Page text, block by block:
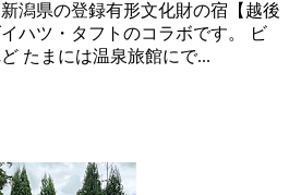
潟県の登録有形文化財の宿【越後
ハツ・タフトのコラボです。 ビ
たまには温泉旅館にで...